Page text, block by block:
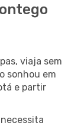
viaja sem
sonhou em
e partir